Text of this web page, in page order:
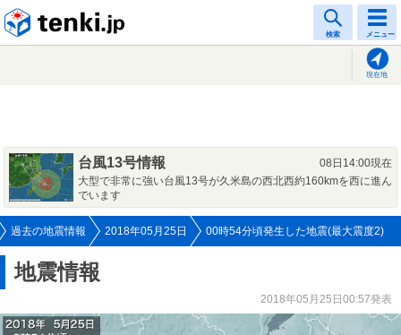
検索 メニュー
現在地
台風13号情報
08日14:00現在
大型で非常に強い台風13号が久米島の西北西約160kmを西に進ん
でいます
過去の地震情報 2018年05月25日 00時54分頃発生した地震(最大震度2)
地震情報
2018年05月25日00:57発表